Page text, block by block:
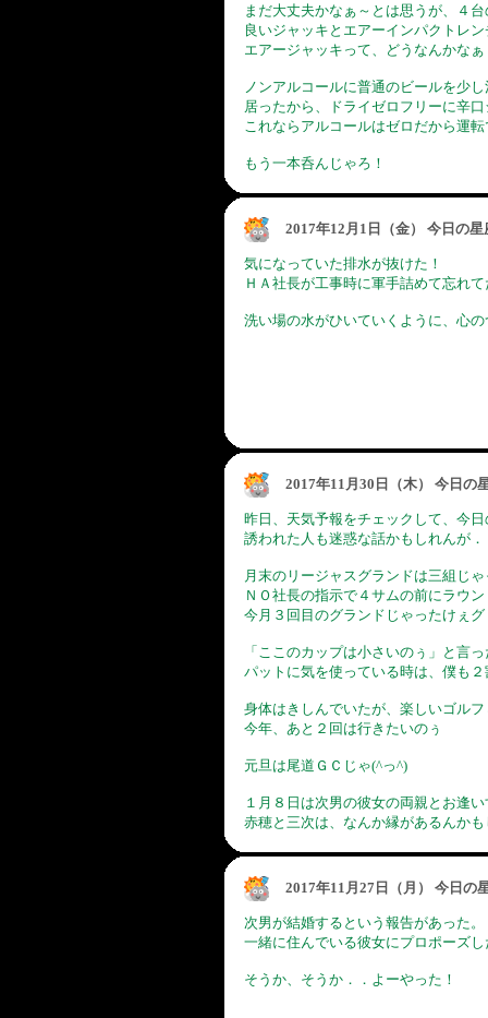
まだ大丈夫かなぁ～とは思うが、４
良いジャッキとエアーインパクトレ
エアージャッキって、どうなんかな
ノンアルコールに普通のビールを少
居ったから、ドライゼロフリーに辛
これならアルコールはゼロだから運
もう一本呑んじゃろ！
2017年12月1日（金） 今日の
気になっていた排水が抜けた！
ＨＡ社長が工事時に軍手詰めて忘れ
洗い場の水がひいていくように、心
2017年11月30日（木） 今日の
昨日、天気予報をチェックして、今
誘われた人も迷惑な話かもしれんが
月末のリージャスグランドは三組じ
ＮＯ社長の指示で４サムの前にラウ
今月３回目のグランドじゃったけぇ
「ここのカップは小さいのぅ」と言
パットに気を使っている時は、僕も
身体はきしんでいたが、楽しいゴル
今年、あと２回は行きたいのぅ
元旦は尾道ＧＣじゃ(^っ^)
１月８日は次男の彼女の両親とお逢
赤穂と三次は、なんか縁があるんか
2017年11月27日（月） 今日の
次男が結婚するという報告があった。
一緒に住んでいる彼女にプロポーズ
そうか、そうか．．よーやった！